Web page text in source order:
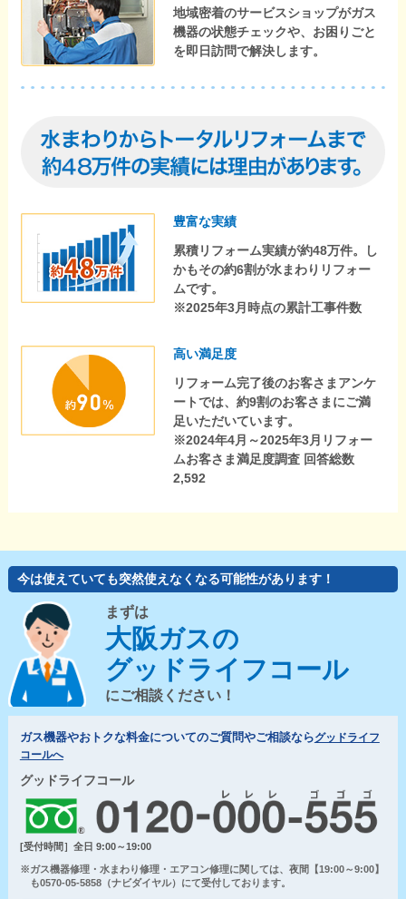
地域密着のサービスショップがガス
機器の状態チェックや、お困りごと
を即日訪問で解決します。
豊富な実績
累積リフォーム実績が約48万件。し
かもその約6割が水まわりリフォー
ムです。
※2025年3月時点の累計工事件数
高い満足度
リフォーム完了後のお客さまアンケ
ートでは、約9割のお客さまにご満
足いただいています。
※2024年4月～2025年3月リフォー
ムお客さま満足度調査 回答総数
2,592
今は使えていても突然使えなくなる可能性があります！
まずは
大阪ガスの
グッドライフコール
にご相談ください！
ガス機器やおトクな料金についてのご質問やご相談ならグッドライフ
コールへ
グッドライフコール
[受付時間］全日 9:00～19:00
※ガス機器修理・水まわり修理・エアコン修理に関しては、夜間【19:00～9:00】
も0570-05-5858（ナビダイヤル）にて受付しております。